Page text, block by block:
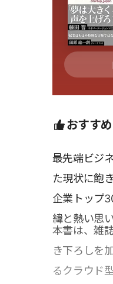
おすす
最先端ビジ
た現状に飽
企業トップ
緯と熱い思
本書は、雑
き下ろしを
るクラウド